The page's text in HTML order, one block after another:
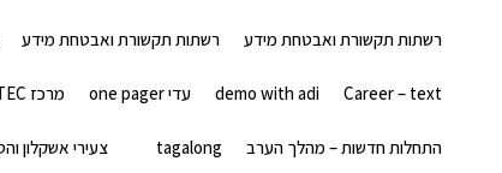
רשתות תקשורת ואבטחת מידע רשתות תקשורת ואבטחת מידע
Career – text
demo with adi עדי one pager מרכז DTEC מזמין אתכם ליום חשיפה
התחלות חדשות – מהלך הערב tagalong צעירי אשקלון